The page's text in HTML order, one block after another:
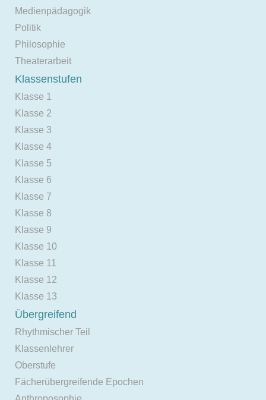
Medienpädagogik
Politik
Philosophie
Theaterarbeit
Klassenstufen
Klasse 1
Klasse 2
Klasse 3
Klasse 4
Klasse 5
Klasse 6
Klasse 7
Klasse 8
Klasse 9
Klasse 10
Klasse 11
Klasse 12
Klasse 13
Übergreifend
Rhythmischer Teil
Klassenlehrer
Oberstufe
Fächerübergreifende Epochen